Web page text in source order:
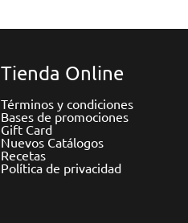
Tienda Online
Términos y condiciones
Bases de promociones
Gift Card
Nuevos Catálogos
Recetas
Política de privacidad